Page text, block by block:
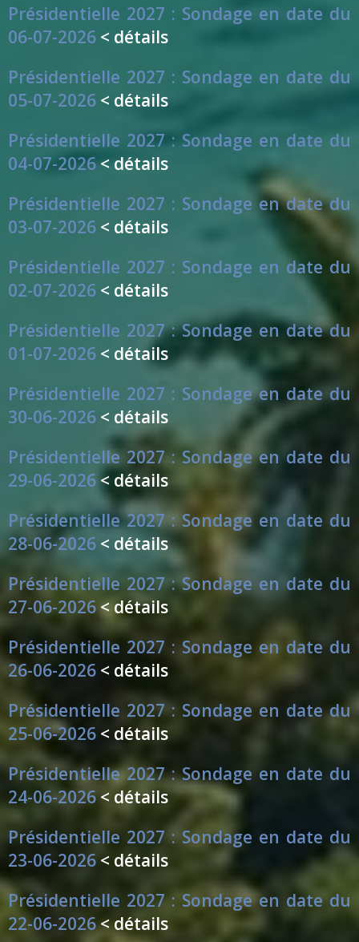
Présidentielle 2027 : Sondage en date du
06-07-2026 < détails
Présidentielle 2027 : Sondage en date du
05-07-2026 < détails
Présidentielle 2027 : Sondage en date du
04-07-2026 < détails
Présidentielle 2027 : Sondage en date du
03-07-2026 < détails
Présidentielle 2027 : Sondage en date du
02-07-2026 < détails
Présidentielle 2027 : Sondage en date du
01-07-2026 < détails
Présidentielle 2027 : Sondage en date du
30-06-2026 < détails
Présidentielle 2027 : Sondage en date du
29-06-2026 < détails
Présidentielle 2027 : Sondage en date du
28-06-2026 < détails
Présidentielle 2027 : Sondage en date du
27-06-2026 < détails
Présidentielle 2027 : Sondage en date du
26-06-2026 < détails
Présidentielle 2027 : Sondage en date du
25-06-2026 < détails
Présidentielle 2027 : Sondage en date du
24-06-2026< détails
Présidentielle 2027 : Sondage en date du
23-06-2026 < détails
Présidentielle 2027 : Sondage en date du
22-06-2026< détails